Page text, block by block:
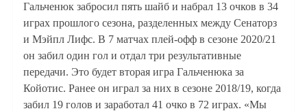
Гальченюк забросил пять шайб и набрал 13 очков в 34
играх прошлого сезона, разделенных между Сенаторз
и Мэйпл Лифс. В 7 матчах плей-офф в сезоне 2020/21
он забил один гол и отдал три результативные
передачи. Это будет вторая игра Гальченюка за
Койотис. Ранее он играл за них в сезоне 2018/19, когда
забил 19 голов и заработал 41 очко в 72 играх. «Мы